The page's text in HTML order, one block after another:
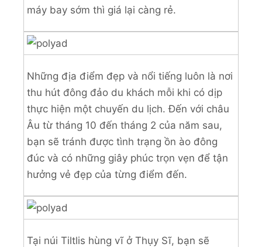
máy bay sớm thì giá lại càng rẻ.
Những địa điểm đẹp và nổi tiếng luôn là nơi
thu hút đông đảo du khách mỗi khi có dịp
thực hiện một chuyến du lịch. Đến với châu
Âu từ tháng 10 đến tháng 2 của năm sau,
bạn sẽ tránh được tình trạng ồn ào đông
đúc và có những giây phúc trọn vẹn để tận
hưởng vẻ đẹp của từng điểm đến.
Tại núi Tiltlis hùng vĩ ở Thụy Sĩ, bạn sẽ